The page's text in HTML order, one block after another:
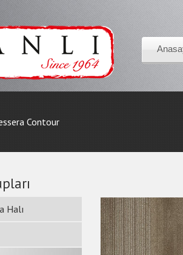
Contour
Halı